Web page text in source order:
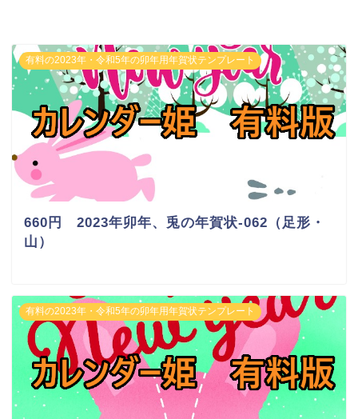
有料の2023年・令和5年の卯年用年賀状テンプレート
660円 2023年卯年、兎の年賀状-062（足形・
山）
有料の2023年・令和5年の卯年用年賀状テンプレート